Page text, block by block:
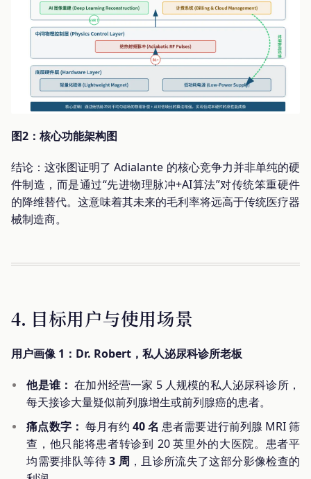
图2：核心功能架构图
结论：这张图证明了 Adialante 的核心竞争力并非单纯的硬
件制造，而是通过“先进物理脉冲+AI算法”对传统笨重硬件
的降维替代。这意味着其未来的毛利率将远高于传统医疗器
械制造商。
4. 目标用户与使用场景
用户画像 1：Dr. Robert，私人泌尿科诊所老板
他是谁： 在加州经营一家 5 人规模的私人泌尿科诊所，
每天接诊大量疑似前列腺增生或前列腺癌的患者。
痛点数字： 每月有约40 名 患者需要进行前列腺 MRI 筛
查，他只能将患者转诊到 20 英里外的大医院。患者平
均需要排队等待3 周 ，且诊所流失了这部分影像检查的